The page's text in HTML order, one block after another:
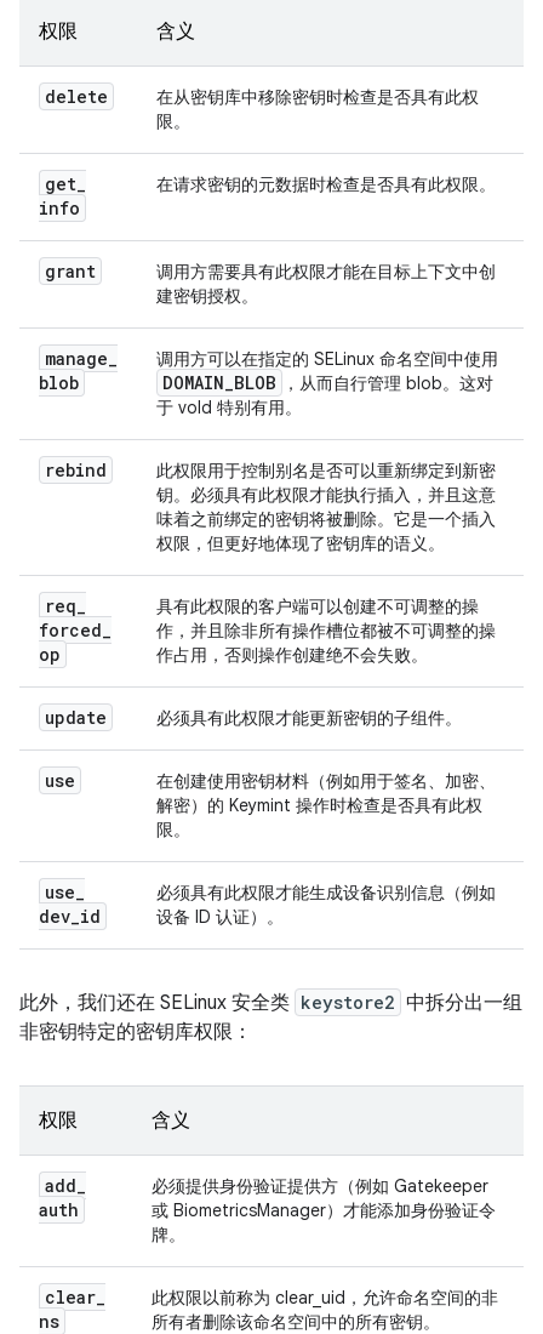
权限 含义
delete
在从密钥库中移除密钥时检查是否具有此权
限。
get_
info
在请求密钥的元数据时检查是否具有此权限。
grant
调用方需要具有此权限才能在目标上下文中创
建密钥授权。
manage_
blob
调用方可以在指定的 SELinux 命名空间中使用
DOMAIN_BLOB
，从而自行管理 blob。这对
于 vold 特别有用。
rebind
此权限用于控制别名是否可以重新绑定到新密
钥。必须具有此权限才能执行插入，并且这意
味着之前绑定的密钥将被删除。它是一个插入
权限，但更好地体现了密钥库的语义。
req_
forced_
op
具有此权限的客户端可以创建不可调整的操
作，并且除非所有操作槽位都被不可调整的操
作占用，否则操作创建绝不会失败。
update 必须具有此权限才能更新密钥的子组件。
use
在创建使用密钥材料（例如用于签名、加密、
解密）的 Keymint 操作时检查是否具有此权
限。
use_
dev_id
必须具有此权限才能生成设备识别信息（例如
设备 ID 认证）。
此外，我们还在 SELinux 安全类 keystore2 中拆分出一组
非密钥特定的密钥库权限：
权限 含义
add_
auth
必须提供身份验证提供方（例如 Gatekeeper
或 BiometricsManager）才能添加身份验证令
牌。
clear_
ns
此权限以前称为 clear_uid，允许命名空间的非
所有者删除该命名空间中的所有密钥。